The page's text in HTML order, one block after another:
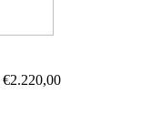
€2.220,00